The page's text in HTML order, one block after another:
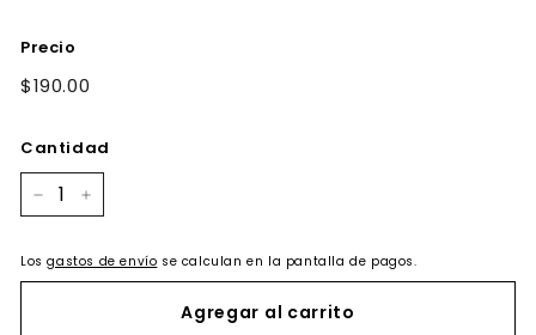
Precio
Precio
$190.00
Cantidad
Losgastos de envío se calculan en la pantalla de pagos.
Agregar al carrito